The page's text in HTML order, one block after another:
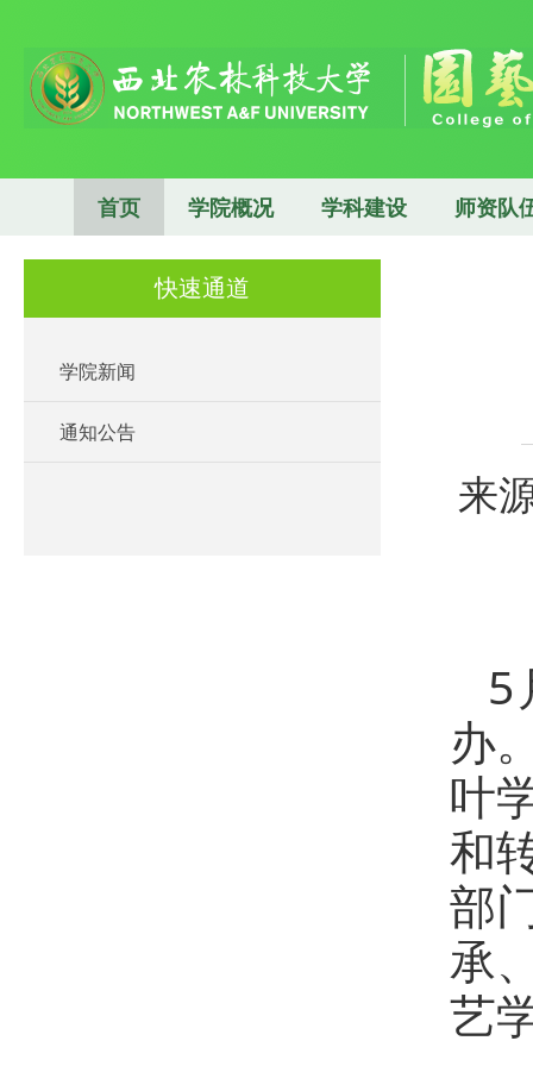
首页 学院概况 学科建设 师资队
快速通道
学院新闻
通知公告
来
5
办
叶
和
部
承
艺